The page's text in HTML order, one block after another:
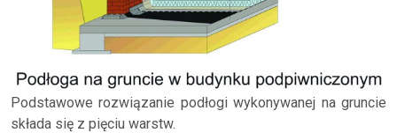
Podstawowe rozwiązanie podłogi wykonywanej na gruncie
składa się z pięciu warstw.